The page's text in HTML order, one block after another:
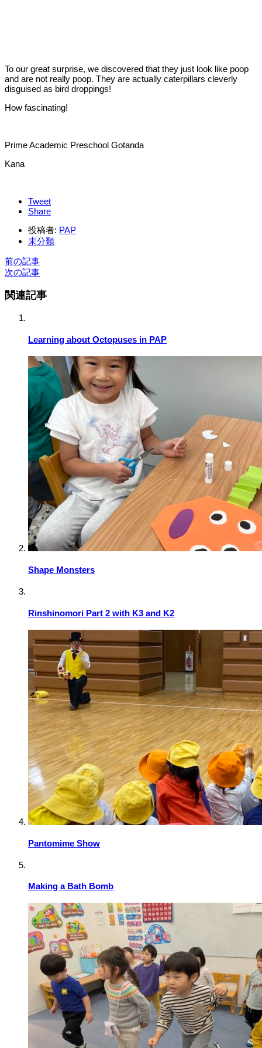
To our great surprise, we discovered that they just look like poop
and are not really poop. They are actually caterpillars cleverly
disguised as bird droppings!
How fascinating!
Prime Academic Preschool Gotanda
Kana
Tweet
Share
投稿者: PAP
未分類
前の記事
次の記事
関連記事
Learning about Octopuses in PAP
Shape Monsters
Rinshinomori Part 2 with K3 and K2
Pantomime Show
Making a Bath Bomb